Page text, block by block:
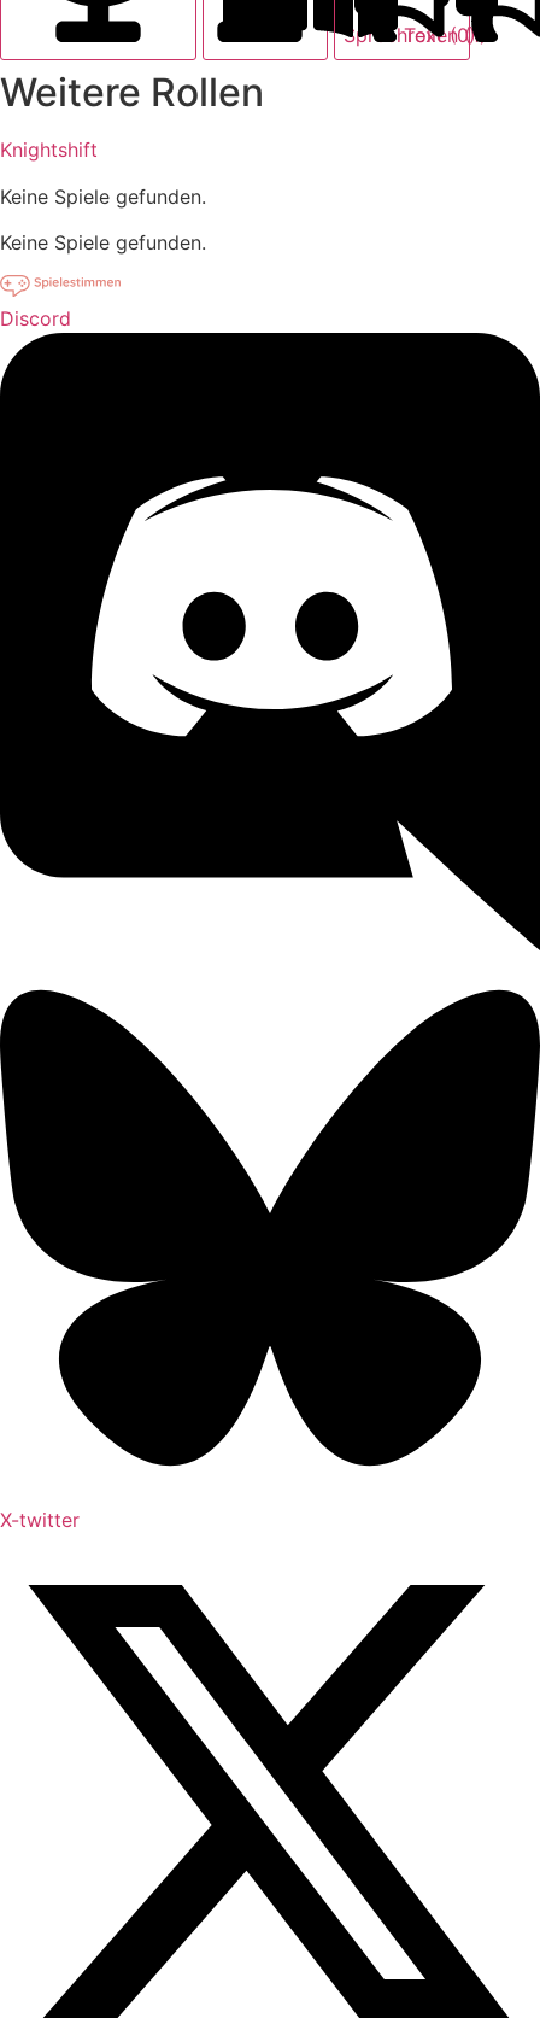
Sprechrollen (1)
Text (0)
Weitere Rollen
Knightshift
Keine Spiele gefunden.
Keine Spiele gefunden.
Discord
X-twitter